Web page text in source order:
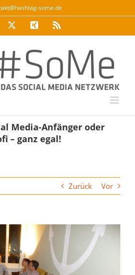
some.de
TwitterXing Rss
Media-Anfänger oder
– ganz egal!
Zurück Vor